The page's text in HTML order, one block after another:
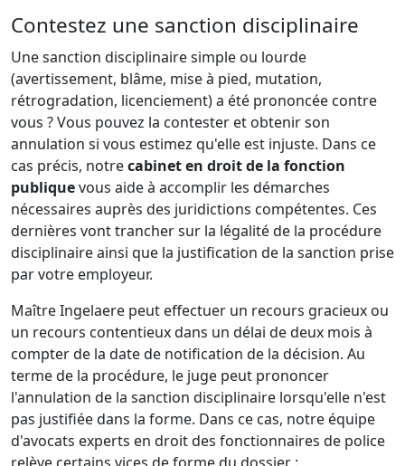
Contestez une sanction disciplinaire
Une sanction disciplinaire simple ou lourde
(avertissement, blâme, mise à pied, mutation,
rétrogradation, licenciement) a été prononcée contre
vous ? Vous pouvez la contester et obtenir son
annulation si vous estimez qu'elle est injuste. Dans ce
cas précis, notrecabinet en droit de la fonction
publiquevous aide à accomplir les démarches
nécessaires auprès des juridictions compétentes. Ces
dernières vont trancher sur la légalité de la procédure
disciplinaire ainsi que la justification de la sanction prise
par votre employeur.
Maître Ingelaere peut effectuer un recours gracieux ou
un recours contentieux dans un délai de deux mois à
compter de la date de notification de la décision. Au
terme de la procédure, le juge peut prononcer
l'annulation de la sanction disciplinaire lorsqu'elle n'est
pas justifiée dans la forme. Dans ce cas, notre équipe
d'avocats experts en droit des fonctionnaires de police